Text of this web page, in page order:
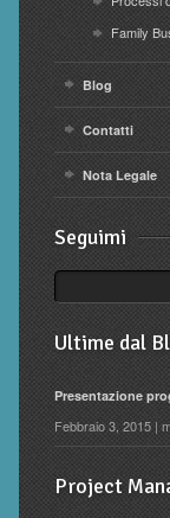
Family
Blog
Contatti
Nota Legale
Seguimi
Ultime dal
Presentazione
Febbraio 3, 2015 |
Project